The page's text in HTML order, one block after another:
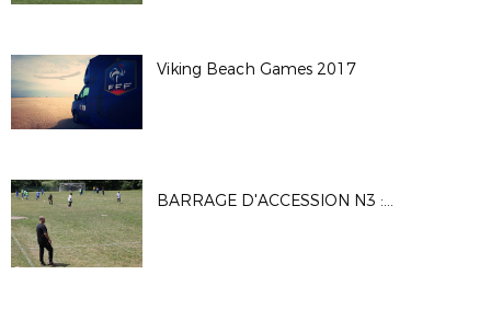
Viking Beach Games 2017
BARRAGE D'ACCESSION N3 : MATCH1